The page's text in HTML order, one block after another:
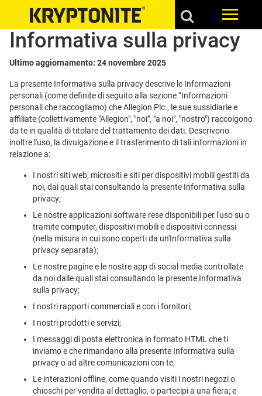
Informativa sulla privacy
Ultimo aggiornamento: 24 novembre 2025
La presente Informativa sulla privacy descrive le Informazioni
personali (come definite di seguito alla sezione “Informazioni
personali che raccogliamo) che Allegion Plc., le sue sussidiarie e
affiliate (collettivamente "Allegion", "noi", "a noi", "nostro") raccolgono
da te in qualità di titolare del trattamento dei dati. Descrivono
inoltre l'uso, la divulgazione e il trasferimento di tali informazioni in
relazione a:
I nostri siti web, micrositi e siti per dispositivi mobili gestiti da
noi, dai quali stai consultando la presente Informativa sulla
privacy;
Le nostre applicazioni software rese disponibili per l'uso su o
tramite computer, dispositivi mobili e dispositivi connessi
(nella misura in cui sono coperti da un'Informativa sulla
privacy separata);
Le nostre pagine e le nostre app di social media controllate
da noi dalle quali stai consultando la presente Informativa
sulla privacy;
I nostri rapporti commerciali e con i fornitori;
I nostri prodotti e servizi;
I messaggi di posta elettronica in formato HTML che ti
inviamo e che rimandano alla presente Informativa sulla
privacy o ad altre comunicazioni con te;
Le interazioni offline, come quando visiti i nostri negozi o
chioschi per vendita al dettaglio, o partecipi a una fiera; e